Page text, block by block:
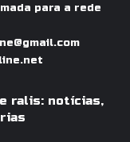
para a rede
ralis: notícias,